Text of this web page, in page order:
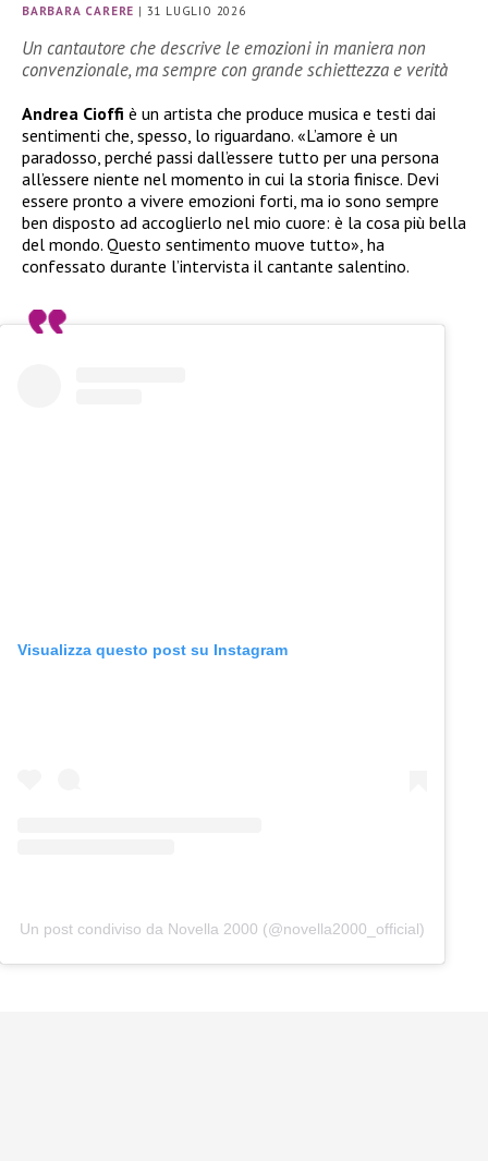
BARBARA CARERE | 31 LUGLIO 2026
Un cantautore che descrive le emozioni in maniera non
convenzionale, ma sempre con grande schiettezza e verità
Andrea Cioffi è un artista che produce musica e testi dai
sentimenti che, spesso, lo riguardano. «L’amore è un
paradosso, perché passi dall’essere tutto per una persona
all’essere niente nel momento in cui la storia finisce. Devi
essere pronto a vivere emozioni forti, ma io sono sempre
ben disposto ad accoglierlo nel mio cuore: è la cosa più bella
del mondo. Questo sentimento muove tutto», ha
confessato durante l’intervista il cantante salentino.
Visualizza questo post su Instagram
Un post condiviso da Novella 2000 (@novella2000_official)